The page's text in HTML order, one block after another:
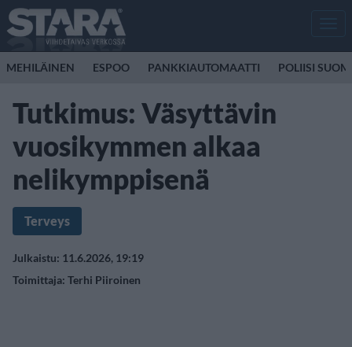
MEHILÄINEN ESPOO PANKKIAUTOMAATTI POLIISI
Tutkimus: Väsyttävin
vuosikymmen alkaa
nelikymppisenä
Terveys
Julkaistu: 11.6.2026, 19:19
Toimittaja: Terhi Piiroinen